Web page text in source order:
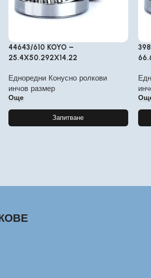
44643/610 KOYO –
25.4X50.292X14.22
Едноредни Конусно ролкови
инчов размер
Още
Запитване